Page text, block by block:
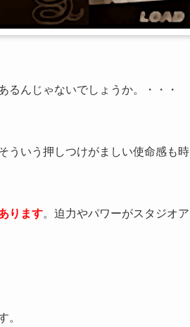
るんじゃないでしょうか。・・・
ういう押しつけがましい使命感も時
ります。迫力やパワーがスタジオア
。